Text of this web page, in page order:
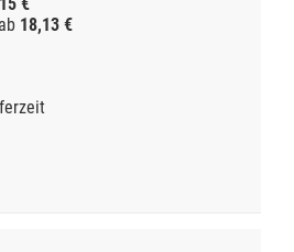
ab 18,13 €